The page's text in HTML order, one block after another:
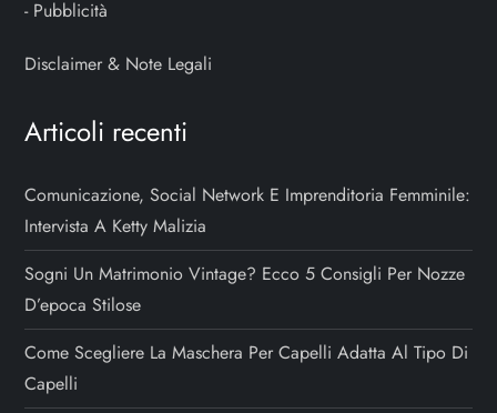
- Pubblicità
Disclaimer & Note Legali
Articoli recenti
Comunicazione, Social Network E Imprenditoria Femminile:
Intervista A Ketty Malizia
Sogni Un Matrimonio Vintage? Ecco 5 Consigli Per Nozze
D’epoca Stilose
Come Scegliere La Maschera Per Capelli Adatta Al Tipo Di
Capelli